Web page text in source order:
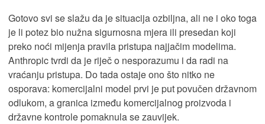
Gotovo svi se slažu da je situacija ozbiljna, ali ne i oko toga
je li potez bio nužna sigurnosna mjera ili presedan koji
preko noći mijenja pravila pristupa najjačim modelima.
Anthropic tvrdi da je riječ o nesporazumu i da radi na
vraćanju pristupa. Do tada ostaje ono što nitko ne
osporava: komercijalni model prvi je put povučen državnom
odlukom, a granica između komercijalnog proizvoda i
državne kontrole pomaknula se zauvijek.